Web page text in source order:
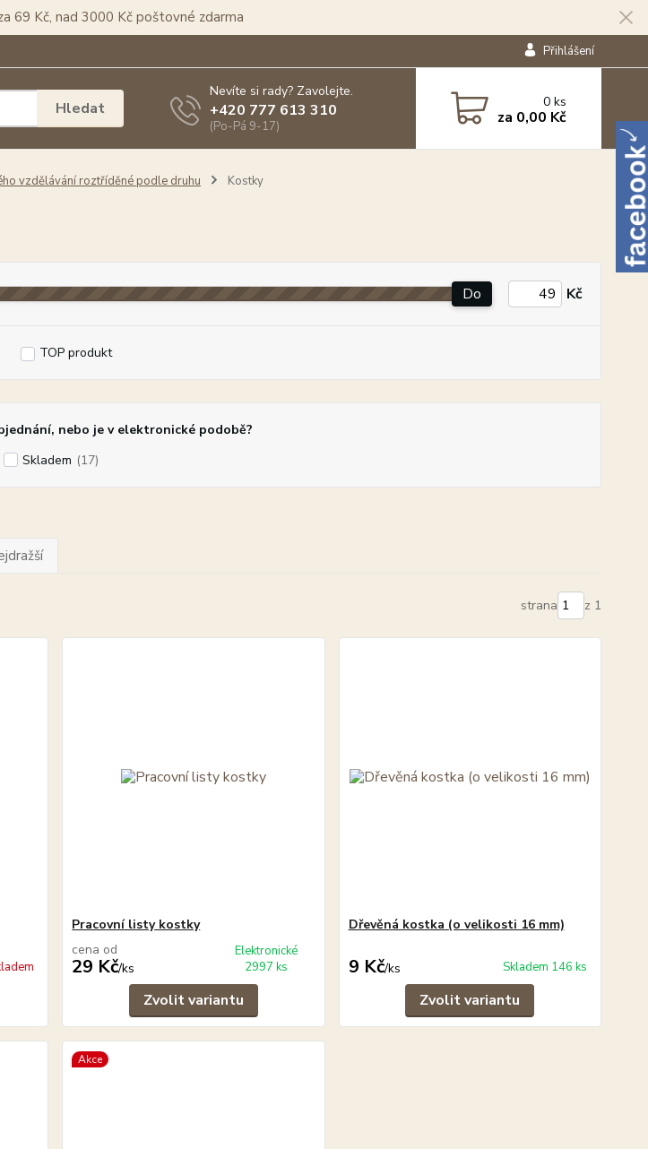
69 Kč, nad 3000 Kč poštovné zdarma
Přihlášení
Hledat
Nevíte si rady? Zavolejte.
+420 777 613 310
(Po-Pá 9-17)
0ks
za 0,00 Kč
vzdělávání roztříděné podle druhu Kostky
Do Kč
TOP produkt
nebo je v elektronické podobě?
Skladem (17)
strana z 1
Pracovní listy kostky
cena od
29 Kč/ks
Elektronické
2997 ks
Zvolit variantu
Dřevěná kostka (o velikosti 16 mm)
9 Kč/ks Skladem 146 ks
Zvolit variantu
Akce